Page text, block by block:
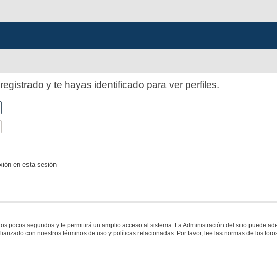
y te hayas identificado para ver perfiles.
en esta sesión
pocos segundos y te permitirá un amplio acceso al sistema. La Administración del sitio puede
con nuestros términos de uso y políticas relacionadas. Por favor, lee las normas de los